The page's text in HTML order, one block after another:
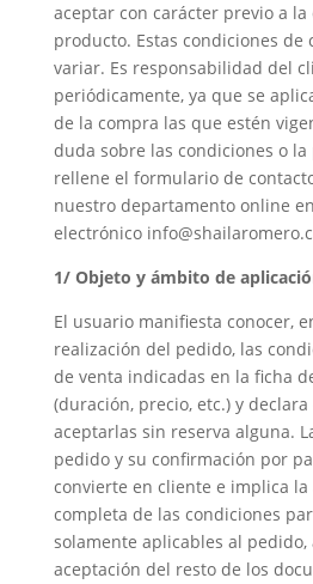
aceptar con carácter previo a la
producto. Estas condiciones de
variar. Es responsabilidad del
periódicamente, ya que se
de la compra las que estén
duda sobre las condiciones o
rellene el formulario de
nuestro departamento online
electrónico
1/ Objeto y ámbito de
El usuario manifiesta conocer,
realización del pedido, las
de venta indicadas en la ficha
(duración, precio, etc.) y
aceptarlas sin reserva alguna.
pedido y su confirmación por
convierte en cliente e implica
completa de las condiciones
solamente aplicables al pedido,
aceptación del resto de los